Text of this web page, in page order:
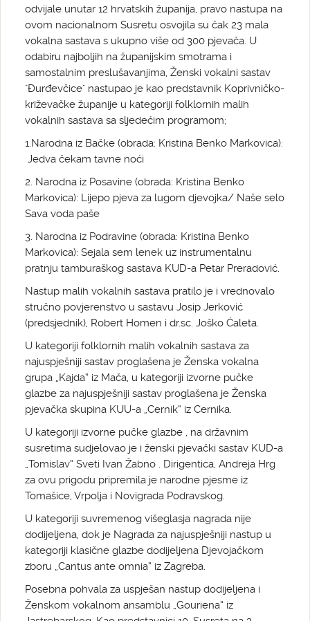
odvijale unutar 12 hrvatskih županija, pravo nastupa na
ovom nacionalnom Susretu osvojila su čak 23 mala
vokalna sastava s ukupno više od 300 pjevača. U
odabiru najboljih na županijskim smotrama i
samostalnim preslušavanjima, Ženski vokalni sastav
"Đurđevčice" nastupao je kao predstavnik Koprivničko-
križevačke županije u kategoriji folklornih malih
vokalnih sastava sa sljedećim programom;
1.Narodna iz Bačke (obrada: Kristina Benko Markovica):
Jedva čekam tavne noći
2. Narodna iz Posavine (obrada: Kristina Benko
Markovica): Lijepo pjeva za lugom djevojka/ Naše selo
Sava voda paše
3. Narodna iz Podravine (obrada: Kristina Benko
Markovica): Sejala sem lenek uz instrumentalnu
pratnju tamburaškog sastava KUD-a Petar Preradović.
Nastup malih vokalnih sastava pratilo je i vrednovalo
stručno povjerenstvo u sastavu Josip Jerković
(predsjednik), Robert Homen i dr.sc. Joško Ćaleta.
U kategoriji folklornih malih vokalnih sastava za
najuspješniji sastav proglašena je Ženska vokalna
grupa „Kajda“ iz Mača, u kategoriji izvorne pučke
glazbe za najuspješniji sastav proglašena je Ženska
pjevačka skupina KUU-a „Cernik“ iz Cernika.
U kategoriji izvorne pučke glazbe , na državnim
susretima sudjelovao je i ženski pjevački sastav KUD-a
„Tomislav“ Sveti Ivan Žabno . Dirigentica, Andreja Hrg
za ovu prigodu pripremila je narodne pjesme iz
Tomašice, Vrpolja i Novigrada Podravskog.
U kategoriji suvremenog višeglasja nagrada nije
dodijeljena, dok je Nagrada za najuspješniji nastup u
kategoriji klasične glazbe dodijeljena Djevojačkom
zboru „Cantus ante omnia“ iz Zagreba.
Posebna pohvala za uspješan nastup dodijeljena i
Ženskom vokalnom ansamblu „Gouriena“ iz